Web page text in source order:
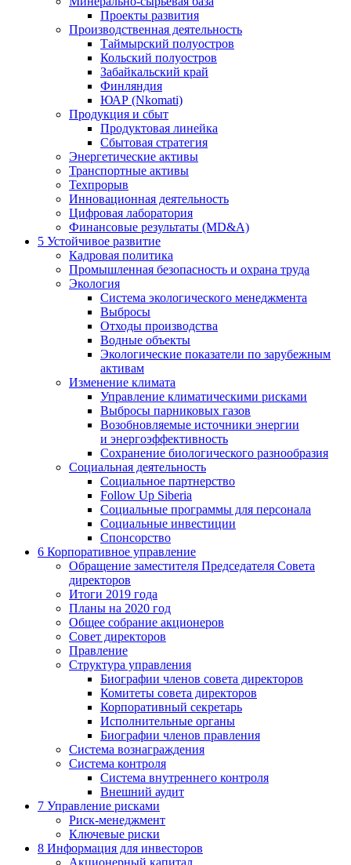
Проекты развития
Производственная деятельность
Таймырский полуостров
Кольский полуостров
Забайкальский край
Финляндия
ЮАР (Nkomati)
Продукция и сбыт
Продуктовая линейка
Сбытовая стратегия
Энергетические активы
Транспортные активы
Техпрорыв
Инновационная деятельность
Цифровая лаборатория
Финансовые результаты (MD&A)
5 Устойчивое развитие
Кадровая политика
Промышленная безопасность и охрана труда
Экология
Система экологического менеджмента
Выбросы
Отходы производства
Водные объекты
Экологические показатели по зарубежным
активам
Изменение климата
Управление климатическими рисками
Выбросы парниковых газов
Возобновляемые источники энергии
и энергоэффективность
Сохранение биологического разнообразия
Социальная деятельность
Социальное партнерство
Follow Up Siberia
Социальные программы для персонала
Социальные инвестиции
Спонсорство
6 Корпоративное управление
Обращение заместителя Председателя Совета
директоров
Итоги 2019 года
Планы на 2020 год
Общее собрание акционеров
Совет директоров
Правление
Структура управления
Биографии членов совета директоров
Комитеты совета директоров
Корпоративный секретарь
Исполнительные органы
Биографии членов правления
Система вознаграждения
Система контроля
Система внутреннего контроля
Внешний аудит
7 Управление рисками
Риск-менеджмент
Ключевые риски
8 Информация для инвесторов
Акционерный капитал